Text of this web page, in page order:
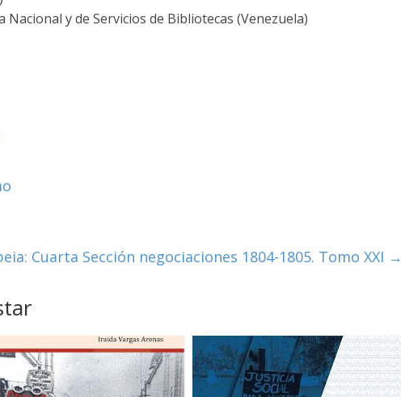
y de Servicios de Bibliotecas (Venezuela)
Cuarta Sección negociaciones 1804-1805. Tomo XXI →